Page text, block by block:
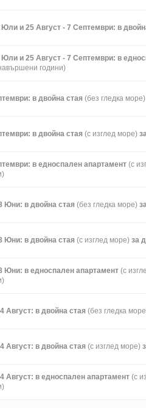
и 25 Август - 7 Септември: в
и 25 Август - 7 Септември: в
години)
в двойна стая (без гледка море)
в двойна стая (с изглед море)
в едноспален апартамент (с
Юни: в двойна стая (без гледка море)
Юни: в двойна стая (с изглед море) за
Юни: в едноспален апартамент (с
Август: в двойна стая (без гледка
Август: в двойна стая (с изглед море)
Август: в едноспален апартамент (с